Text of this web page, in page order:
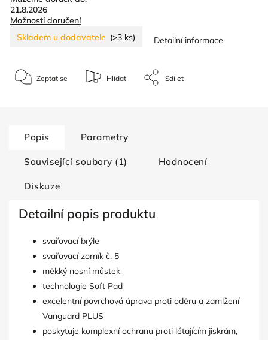
21.8.2026
Možnosti doručení
Skladem u dodavatele (>3 ks) Detailní informace
Zeptat se Hlídat Sdílet
Popis Parametry
Související soubory (1) Hodnocení
Diskuze
Detailní popis produktu
svařovací brýle
svařovací zorník č. 5
měkký nosní můstek
technologie Soft Pad
excelentní povrchová úprava proti oděru a zamlžení
Vanguard PLUS
poskytuje komplexní ochranu proti létajícím jiskrám,